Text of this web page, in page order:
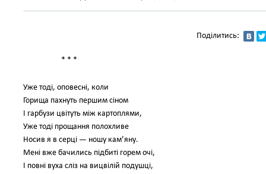
Поділитись:
* * *
Уже тоді, оповесні, коли
Горища пахнуть першим сіном
І гарбузи цвітуть між картоплями,
Уже тоді прощання полохливе
Носив я в серці — ношу кам’яну.
Мені вже бачились підбиті горем очі,
І повні вуха сліз на вицвілій подушці,